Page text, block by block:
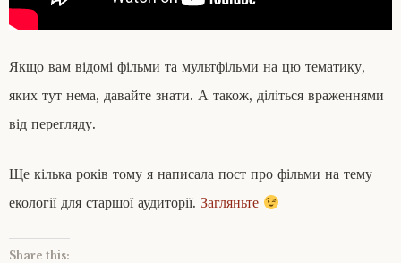
Якщо вам відомі фільми та мультфільми на цю тематику,
яких тут нема, давайте знати. А також, діліться враженнями
від перегляду.
Ще кілька років тому я написала пост про фільми на тему
екології для старшої аудиторії. Загляньте
Share this: